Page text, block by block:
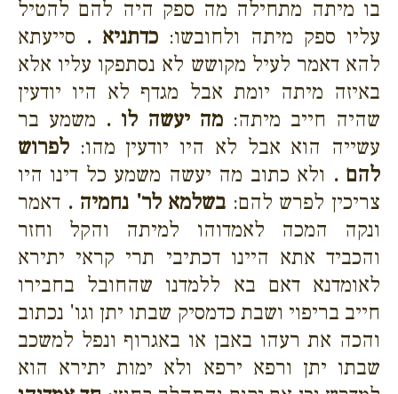
בו מיתה מתחילה מה ספק היה להם להטיל
עליו ספק מיתה ולחובשו: כדתניא . סייעתא
להא דאמר לעיל מקושש לא נסתפקו עליו אלא
באיזה מיתה יומת אבל מגדף לא היו יודעין
שהיה חייב מיתה: מה יעשה לו . משמע בר
עשייה הוא אבל לא היו יודעין מהו: לפרוש
להם . ולא כתוב מה יעשה משמע כל דינו היו
צריכין לפרש להם: בשלמא לר' נחמיה . דאמר
ונקה המכה לאמדוהו למיתה והקל וחזר
והכביד אתא היינו דכתיבי תרי קראי יתירא
לאומדנא דאם בא ללמדנו שהחובל בחבירו
חייב בריפוי ושבת כדמסיק שבתו יתן וגו' נכתוב
והכה את רעהו באבן או באגרוף ונפל למשכב
שבתו יתן ורפא ירפא ולא ימות יתירא הוא